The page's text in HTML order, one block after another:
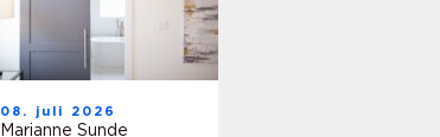
08. juli 2026
Marianne Sunde